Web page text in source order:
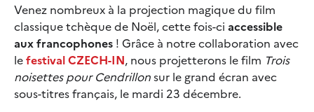
Venez nombreux à la projection magique du film
classique tchèque de Noël, cette fois-ci accessible
aux francophones ! Grâce à notre collaboration avec
lefestival CZECH-IN, nous projetterons le film Trois
noisettes pour Cendrillonsur le grand écran avec
sous-titres français, le mardi 23 décembre.